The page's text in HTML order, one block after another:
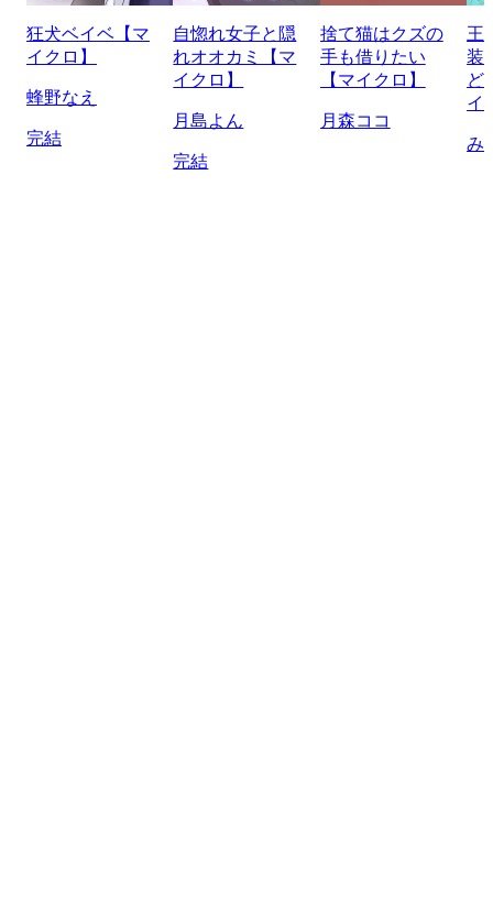
狂犬ベイベ【マ
イクロ】
蜂野なえ
完結
自惚れ女子と隠
れオオカミ【マ
イクロ】
月島よん
完結
捨て猫はクズの
手も借りたい
【マイクロ】
月森ココ
王
装
ど
イ
み